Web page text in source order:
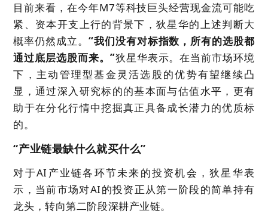
目前来看，在今年M7等科技巨头经营现金流可能吃
紧、资本开支上行的背景下，狄星华的上述判断大
概率仍然成立。 “我们没有对标指数，所有的选股都
通过底层选股而来。”狄星华表示。在当前市场环境
下，主动管理型基金灵活选股的优势有望继续凸
显，通过深入研究标的的基本面与估值水平，更有
助于在分化行情中挖掘真正具备成长潜力的优质标
的。
“产业链最缺什么就买什么”
对于AI产业链各环节未来的投资机会，狄星华表
示，当前市场对AI的投资正从第一阶段的简单持有
龙头，转向第二阶段深耕产业链。